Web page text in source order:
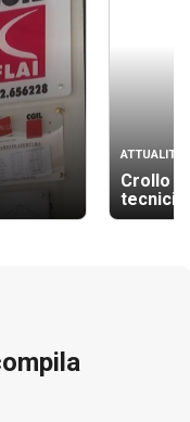
ATTUALITÀ
Crollo
tecnici